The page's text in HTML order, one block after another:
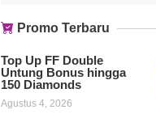
Promo Terbaru
Top Up FF Double
Untung Bonus hingga
150 Diamonds
Agustus 4, 2026